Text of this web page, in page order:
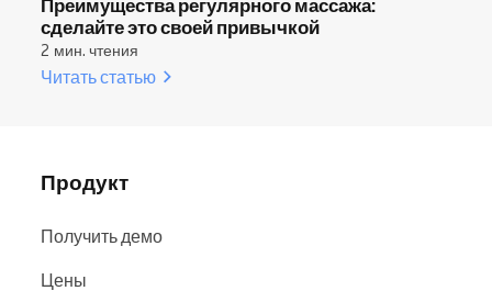
Преимущества регулярного массажа:
сделайте это своей привычкой
2 мин. чтения
Читать статью
Продукт
Получить демо
Цены